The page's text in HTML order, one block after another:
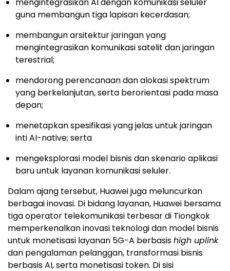
guna membangun tiga lapisan kecerdasan;
membangun arsitektur jaringan yang
mengintegrasikan komunikasi satelit dan jaringan
terestrial;
mendorong perencanaan dan alokasi spektrum
yang berkelanjutan, serta berorientasi pada masa
depan;
menetapkan spesifikasi yang jelas untuk jaringan
inti AI-native; serta
mengeksplorasi model bisnis dan skenario aplikasi
baru untuk layanan komunikasi seluler.
Dalam ajang tersebut, Huawei juga meluncurkan
berbagai inovasi. Di bidang layanan, Huawei bersama
tiga operator telekomunikasi terbesar di Tiongkok
memperkenalkan inovasi teknologi dan model bisnis
untuk monetisasi layanan 5G-A berbasishigh uplink
dan pengalaman pelanggan, transformasi bisnis
berbasis AI, serta monetisasi token. Di sisi